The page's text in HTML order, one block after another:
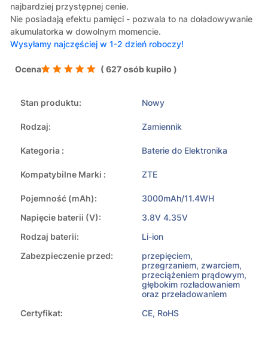
najbardziej przystępnej cenie.
Nie posiadają efektu pamięci - pozwala to na doładowywanie
akumulatorka w dowolnym momencie.
Wysyłamy najczęściej w 1-2 dzień roboczy!
Ocena ( 627 osób kupiło )
Stan produktu: Nowy
Rodzaj: Zamiennik
Kategoria : Baterie do Elektronika
Kompatybilne Marki : ZTE
Pojemność (mAh):
3000mAh/11.4WH
Napięcie baterii (V):
3.8V 4.35V
Rodzaj baterii:
Li-ion
Zabezpieczenie przed:
przepięciem,
przegrzaniem, zwarciem,
przeciążeniem prądowym,
głębokim rozładowaniem
oraz przeładowaniem
Certyfikat:
CE, RoHS